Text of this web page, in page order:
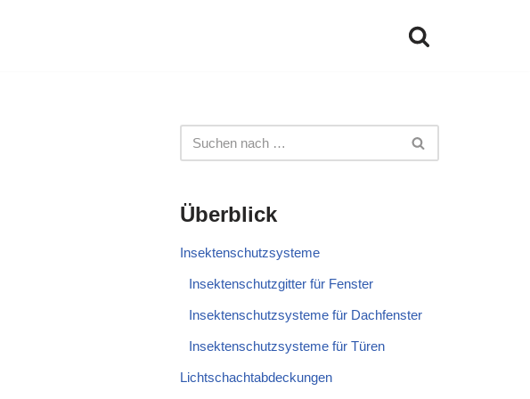
Überblick
Insektenschutzsysteme
Insektenschutzgitter für Fenster
Insektenschutzsysteme für Dachfenster
Insektenschutzsysteme für Türen
Lichtschachtabdeckungen